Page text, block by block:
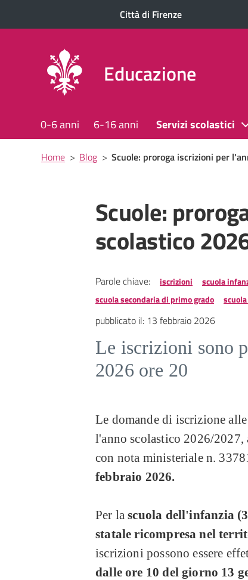
Città di Firenze
Educazione
0-6 anni 6-16 anni Servizi scolastici
Briciole
di
Home> Blog> Scuole: proroga iscrizioni per
Scuole:
scolastico
Parole chiave: iscrizioni scuola
scuola secondaria di primo grado
pubblicato il: 13 febbraio 2026
Le iscrizioni sono
2026 ore 20
Le domande di iscrizione
l'anno scolastico 2026/
con nota ministeriale n.
febbraio 2026.
Per lascuola dell'infanzia
statale ricompresa nel
iscrizioni possono essere
dalle ore 10 del giorno 13